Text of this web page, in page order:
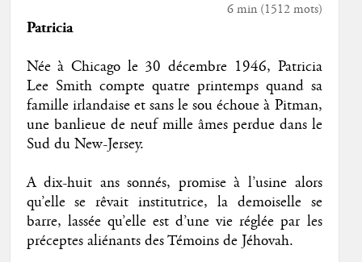
6 min(1512mots)
Patricia
Née à Chicago le 30 décembre 1946, Patricia
Lee Smith compte quatre printemps quand sa
famille irlandaise et sans le sou échoue à Pitman,
une banlieue de neuf mille âmes perdue dans le
Sud du New-Jersey.
A dix-huit ans sonnés, promise à l’usine alors
qu’elle se rêvait institutrice, la demoiselle se
barre, lassée qu’elle est d’une vie réglée par les
préceptes aliénants des Témoins de Jéhovah.